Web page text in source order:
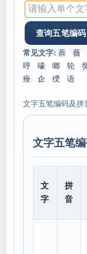
常见文字: 萘 薇
哼
嚎 啷 轮
痤
企 绶 语
文字五笔编码及拼
文字五笔
文
字
拼
音